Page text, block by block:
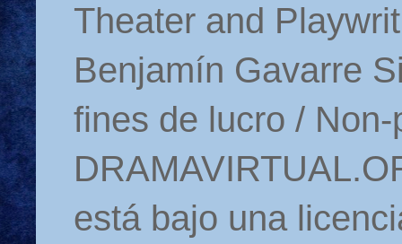
Theater and
Benjamín Gavarre
fines de lucro /
está bajo una